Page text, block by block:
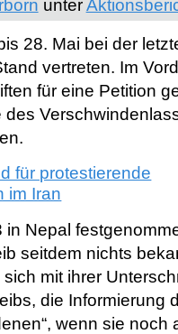
unter
28. Mai bei der
vertreten. Im
für eine Petition
Nepal
seitdem nichts
mit ihrer
die Informierung
wenn sie noch